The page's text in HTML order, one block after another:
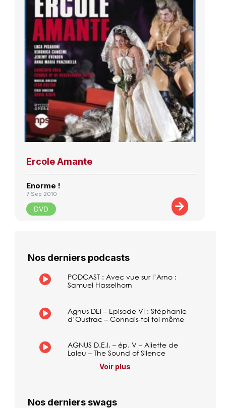
Ercole Amante
Enorme !
7 Sep 2010
DVD
Nos derniers podcasts
PODCAST : Avec vue sur l’Arno :
Samuel Hasselhorn
Agnus DEI – Episode VI : Stéphanie
d’Oustrac – Connais-toi toi même
AGNUS D.E.I. – ép. V – Aliette de
Laleu – The Sound of Silence
Voir plus
Nos derniers swags